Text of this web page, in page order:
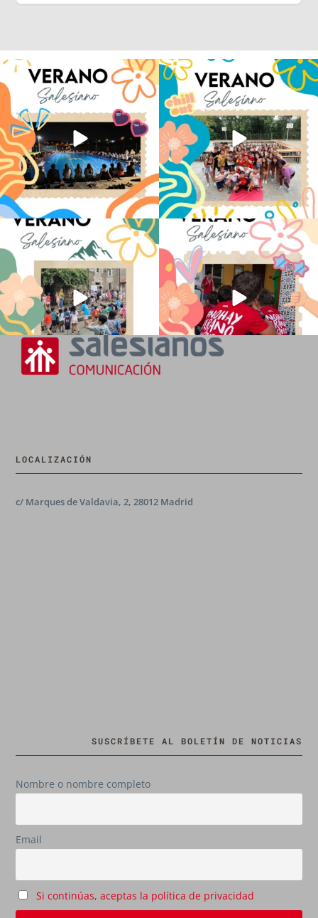
Volvemos con el corazón bien llenito de
ADOS...
20
Los alumnos de 6º de Primaria, 1º y 2º
de la ESO...
146 2
La diversión y la alegría también se han
sentido...
97 0
No hay verano sin que sea Salesiano ❤️
💫 en Luz 4
...
0
LOCALIZACIÓN
c/ Marques de Valdavia, 2, 28012 Madrid
SUSCRÍBETE AL BOLETÍN DE NOTICIAS
Nombre o nombre completo
Email
Si continúas, aceptas la política de privacidad